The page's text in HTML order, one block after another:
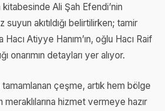
Ali Şah Efendi’nin
akıtıldığı belirtilirken; tamir
Hacı Atiyye Hanım’ın, oğlu Hacı Raif
onarımın detayları yer alıyor.
çeşme, artık hem bölge
hizmet vermeye hazır